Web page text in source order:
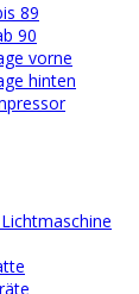
89
90
vorne
hinten